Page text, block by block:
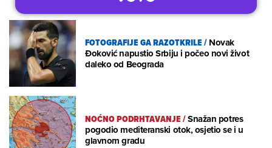
FOTOGRAFIJE GA RAZOTKRILE/Novak
Đoković napustio Srbiju i počeo novi život
daleko od Beograda
NOĆNO PODRHTAVANJE/Snažan potres
pogodio mediteranski otok, osjetio se i u
glavnom gradu